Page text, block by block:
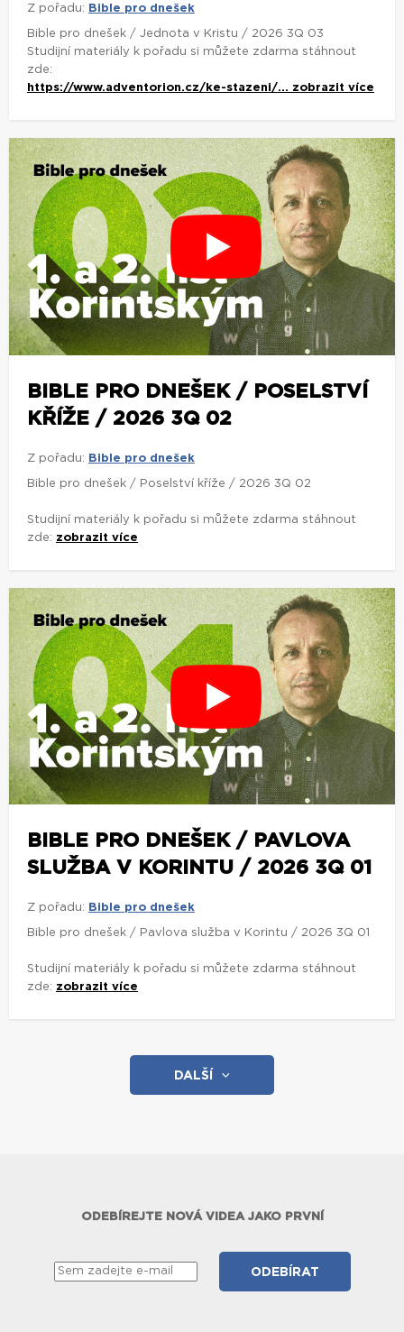
Z pořadu: Bible pro dnešek
Bible pro dnešek / Jednota v Kristu / 2026 3Q 03
Studijní materiály k pořadu si můžete zdarma stáhnout
zde:
https://www.adventorion.cz/ke-stazeni/... zobrazit více
BIBLE PRO DNEŠEK / POSELSTVÍ
KŘÍŽE / 2026 3Q 02
Z pořadu: Bible pro dnešek
Bible pro dnešek / Poselství kříže / 2026 3Q 02
Studijní materiály k pořadu si můžete zdarma stáhnout
zde: zobrazit více
BIBLE PRO DNEŠEK / PAVLOVA
SLUŽBA V KORINTU / 2026 3Q 01
Z pořadu: Bible pro dnešek
Bible pro dnešek / Pavlova služba v Korintu / 2026 3Q 01
Studijní materiály k pořadu si můžete zdarma stáhnout
zde: zobrazit více
DALŠÍ
ODEBÍREJTE NOVÁ VIDEA JAKO PRVNÍ